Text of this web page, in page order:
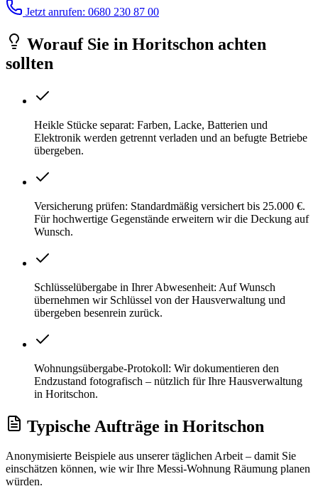
Jetzt anrufen: 0680 230 87 00
Worauf Sie in Horitschon achten
sollten
Heikle Stücke separat: Farben, Lacke, Batterien und
Elektronik werden getrennt verladen und an befugte Betriebe
übergeben.
Versicherung prüfen: Standardmäßig versichert bis 25.000 €.
Für hochwertige Gegenstände erweitern wir die Deckung auf
Wunsch.
Schlüsselübergabe in Ihrer Abwesenheit: Auf Wunsch
übernehmen wir Schlüssel von der Hausverwaltung und
übergeben besenrein zurück.
Wohnungsübergabe-Protokoll: Wir dokumentieren den
Endzustand fotografisch – nützlich für Ihre Hausverwaltung
in Horitschon.
Typische Aufträge in Horitschon
Anonymisierte Beispiele aus unserer täglichen Arbeit – damit Sie
einschätzen können, wie wir Ihre Messi-Wohnung Räumung planen
würden.